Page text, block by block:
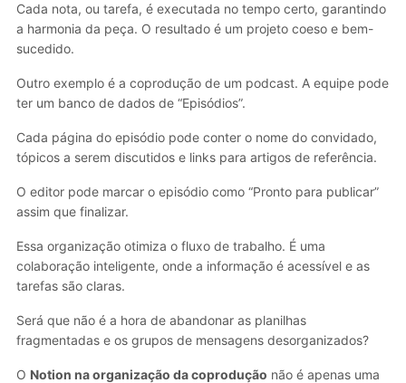
Cada nota, ou tarefa, é executada no tempo certo, garantindo
a harmonia da peça. O resultado é um projeto coeso e bem-
sucedido.
Outro exemplo é a coprodução de um podcast. A equipe pode
ter um banco de dados de “Episódios”.
Cada página do episódio pode conter o nome do convidado,
tópicos a serem discutidos e links para artigos de referência.
O editor pode marcar o episódio como “Pronto para publicar”
assim que finalizar.
Essa organização otimiza o fluxo de trabalho. É uma
colaboração inteligente, onde a informação é acessível e as
tarefas são claras.
Será que não é a hora de abandonar as planilhas
fragmentadas e os grupos de mensagens desorganizados?
O Notion na organização da coprodução não é apenas uma